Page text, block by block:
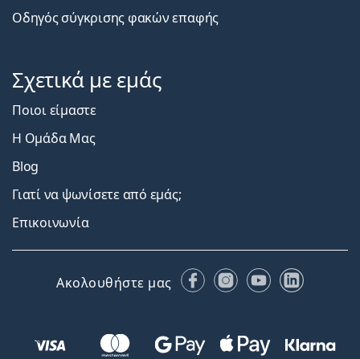
Οδηγός σύγκρισης φακών επαφής
Σχετικά με εμάς
Ποιοι είμαστε
Η Ομάδα Μας
Blog
Γιατί να ψωνίσετε από εμάς;
Επικοινωνία
Ακολουθήστε μας FacebookInstagram
YouTubeLinkedIn